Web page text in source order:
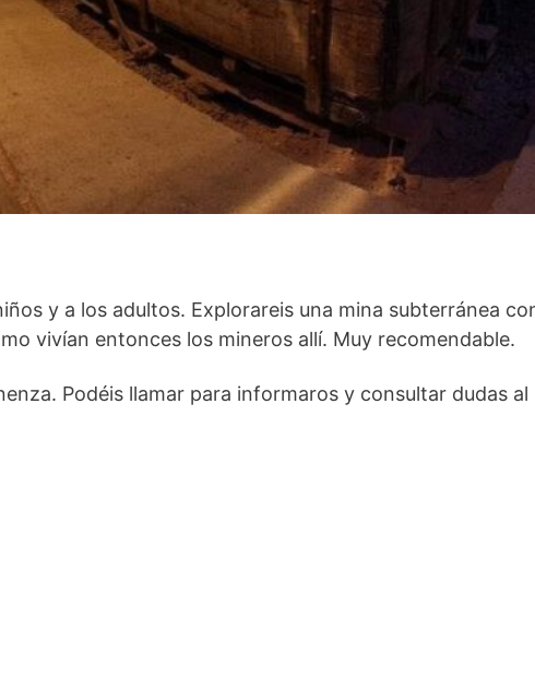
y a los adultos. Explorareis una mina subterránea
vivían entonces los mineros allí. Muy recomendable.
Podéis llamar para informaros y consultar dudas al